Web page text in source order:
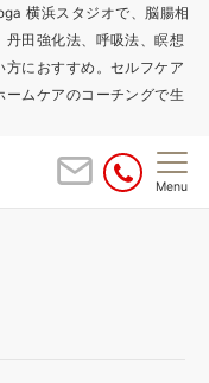
横浜スタジオで、脳腸相
田強化法、呼吸法、瞑想
におすすめ。セルフケア
ムケアのコーチングで生
Menu